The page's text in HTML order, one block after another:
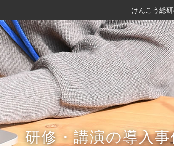
けんこう総
研修・講演の導入事